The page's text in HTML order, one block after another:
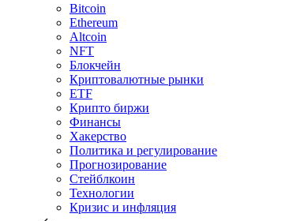
Bitcoin
Ethereum
Altcoin
NFT
Блокчейн
Криптовалютные рынки
ETF
Крипто биржи
Финансы
Хакерство
Политика и регулирование
Прогнозирование
Стейблкоин
Технологии
Кризис и инфляция